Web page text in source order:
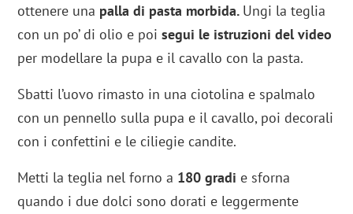
ottenere una palla di pasta morbida. Ungi la teglia
con un po’ di olio e poisegui le istruzioni del video
per modellare la pupa e il cavallo con la pasta.
Sbatti l’uovo rimasto in una ciotolina e spalmalo
con un pennello sulla pupa e il cavallo, poi decorali
con i confettini e le ciliegie candite.
Metti la teglia nel forno a 180 gradi e sforna
quando i due dolci sono dorati e leggermente